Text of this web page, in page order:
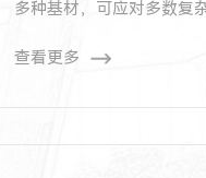
多种基材，可应对多数复
查看更多